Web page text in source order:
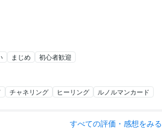
まじめ 初心者歓迎
チャネリング ヒーリング ルノルマンカード
すべての評価・感想をみる